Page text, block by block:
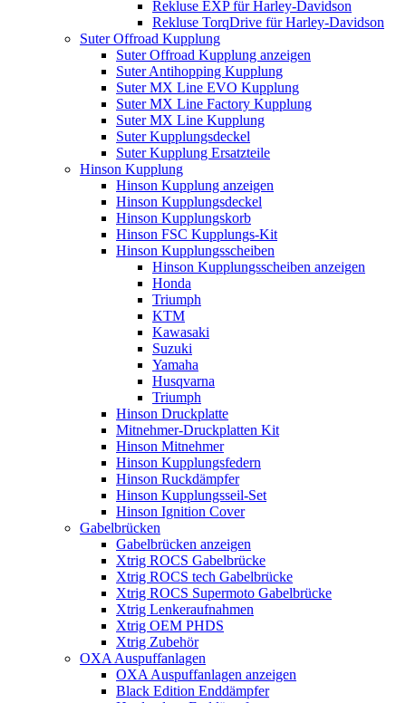
Rekluse EXP für Harley-Davidson
Rekluse TorqDrive für Harley-Davidson
Suter Offroad Kupplung
Suter Offroad Kupplung anzeigen
Suter Antihopping Kupplung
Suter MX Line EVO Kupplung
Suter MX Line Factory Kupplung
Suter MX Line Kupplung
Suter Kupplungsdeckel
Suter Kupplung Ersatzteile
Hinson Kupplung
Hinson Kupplung anzeigen
Hinson Kupplungsdeckel
Hinson Kupplungskorb
Hinson FSC Kupplungs-Kit
Hinson Kupplungsscheiben
Hinson Kupplungsscheiben anzeigen
Honda
Triumph
KTM
Kawasaki
Suzuki
Yamaha
Husqvarna
Triumph
Hinson Druckplatte
Mitnehmer-Druckplatten Kit
Hinson Mitnehmer
Hinson Kupplungsfedern
Hinson Ruckdämpfer
Hinson Kupplungsseil-Set
Hinson Ignition Cover
Gabelbrücken
Gabelbrücken anzeigen
Xtrig ROCS Gabelbrücke
Xtrig ROCS tech Gabelbrücke
Xtrig ROCS Supermoto Gabelbrücke
Xtrig Lenkeraufnahmen
Xtrig OEM PHDS
Xtrig Zubehör
OXA Auspuffanlagen
OXA Auspuffanlagen anzeigen
Black Edition Enddämpfer